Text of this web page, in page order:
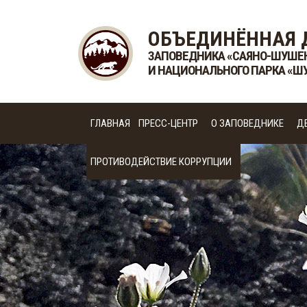
ОБЪЕДИНЁННАЯ
ЗАПОВЕДНИКА «САЯНО-
И НАЦИОНАЛЬНОГО ПАРКА
ГЛАВНАЯ ПРЕСС-ЦЕНТР О ЗАПОВЕДНИКЕ
ПРОТИВОДЕЙСТВИЕ КОРРУПЦИИ